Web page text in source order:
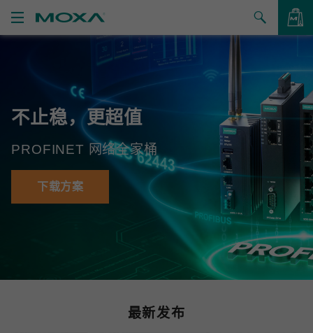
持
何购买
于我们
Moxa
不止稳，更超值
PROFINET 网络全家桶
下载方案
最新发布
查看询价